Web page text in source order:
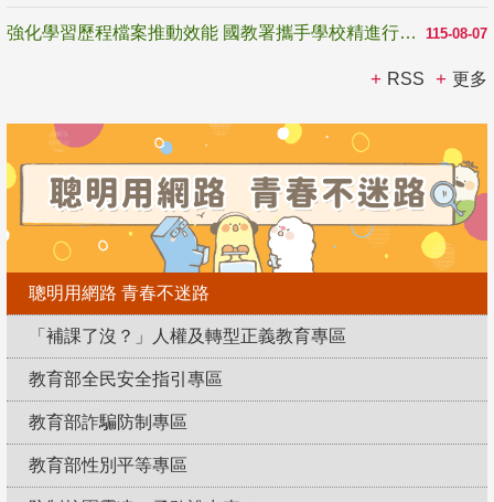
115-08-07
強化學習歷程檔案推動效能 國教署攜手學校精進行政與教學支持
RSS 更多
聰明用網路 青春不迷路
「補課了沒？」人權及轉型正義教育專區
教育部全民安全指引專區
教育部詐騙防制專區
教育部性別平等專區